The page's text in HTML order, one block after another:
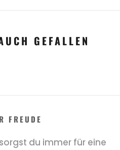
GEFALLEN
FREUDE
du immer für eine